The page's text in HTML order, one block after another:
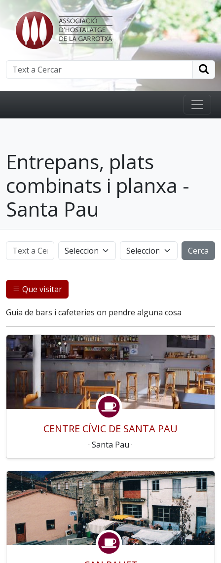
Entrepans, plats
combinats i planxa -
Santa Pau
Cerca
Que visitar
Guia de bars i cafeteries on pendre alguna cosa
CENTRE CÍVIC DE SANTA PAU
· Santa Pau ·